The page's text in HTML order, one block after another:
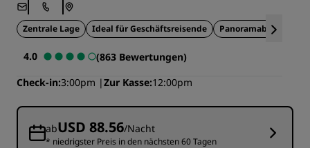
Zentrale Lage Ideal für Geschäftsreisende Panoramablick
4.0
(863 Bewertungen)
Check-in 3:00pm Zur Kasse 12:00pm
abUSD 88.56/Nacht
* niedrigster Preis in den nächsten 60 Tagen